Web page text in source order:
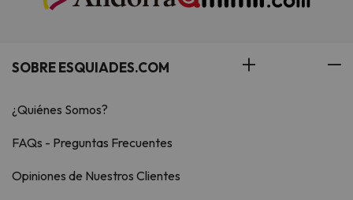
SOBRE ESQUIADES.COM
¿Quiénes Somos?
FAQs - Preguntas Frecuentes
Opiniones de Nuestros Clientes